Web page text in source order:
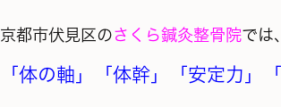
京都市伏見区のさくら鍼灸整骨院では、
「体の軸」「体幹」「安定力」